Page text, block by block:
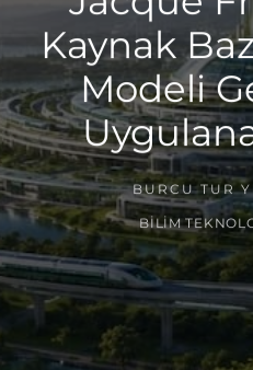
Kaynak
Modeli
BURCU TUR
BILIM